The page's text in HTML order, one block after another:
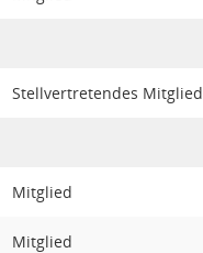
Stellvertretendes Mitglied
Mitglied
Mitglied